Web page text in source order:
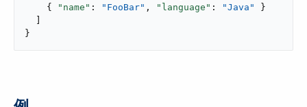
    {
"name" : "FooBar" , "language" : "Java"
}
}